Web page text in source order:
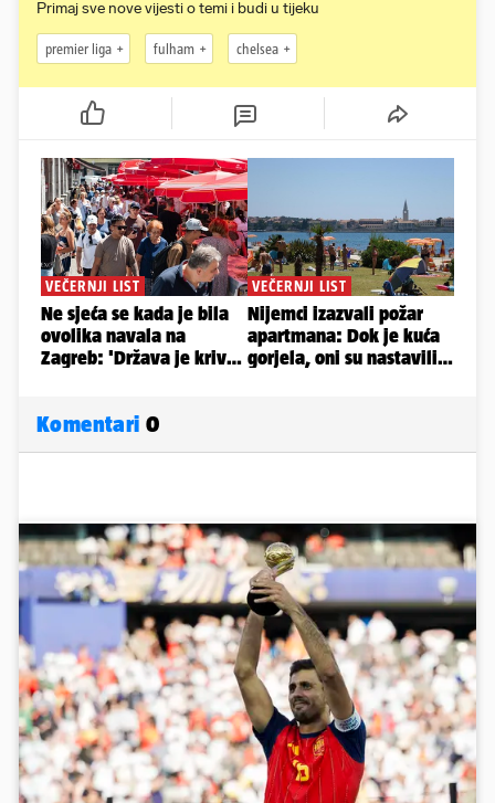
Primaj sve nove vijesti o temi i budi u tijeku
premier liga fulham chelsea
Komentari 0